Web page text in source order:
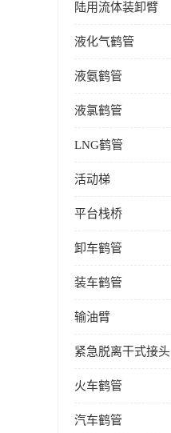
陆用流体装卸臂
液化气鹤管
液氨鹤管
液氯鹤管
LNG鹤管
活动梯
平台栈桥
卸车鹤管
装车鹤管
输油臂
紧急脱离干式接头
火车鹤管
汽车鹤管